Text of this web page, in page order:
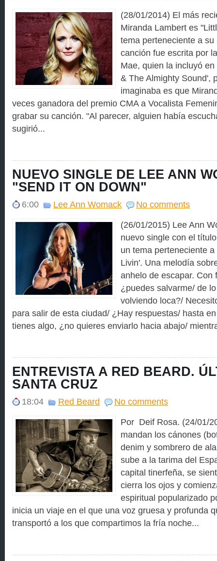
(28/01/2014) El más
Miranda Lambert es
tema perteneciente a
canción fue escrita por
Mae, quien la incluyó
& The Almighty Sound',
imaginaba es que
veces ganadora del premio CMA a Vocalista
grabar su canción. "Al parecer, alguien había
sugirió...
NUEVO SINGLE DE LEE ANN
"SEND IT ON DOWN"
6:00 Lee Ann Womack
No comments
(26/01/2015) Lee Ann
nuevo single con el
un tema perteneciente
Livin'. Una melodía
anhelo de escapar. Con
¿puedes salvarme/ de
volviendo loca?/
para salir de esta ciudad/ ¿Hay respuestas/ hasta
tienes algo, ¿no quieres enviarlo hacia abajo/
ENTREVISTA A RED BEARD.
SANTA CRUZ
18:04 Red Beard
No comments
Por Deif Rosa. (24/01/
mandan los cánones
denim y sombrero de
sube a la tarima del
capital tinerfeña, se
cierra los ojos y
espiritual popularizado
inicia un viaje en el que una voz gruesa y profunda
transportó a los que compartimos la fría noche...